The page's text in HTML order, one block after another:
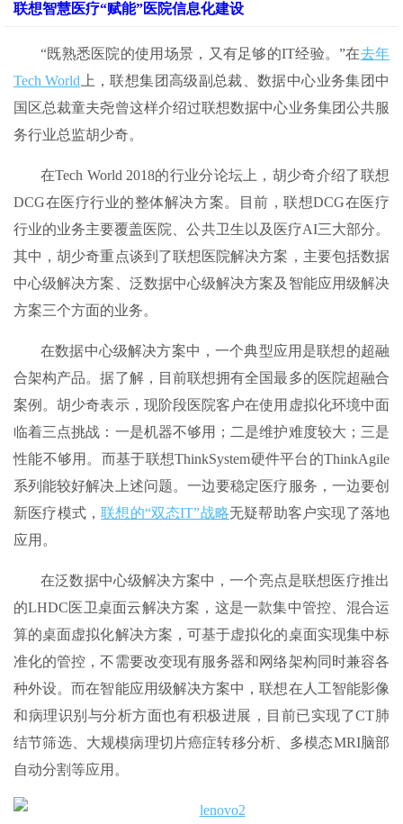
联想智慧医疗“赋能”医院信息化建设
“既熟悉医院的使用场景，又有足够的IT经验。”在去年
Tech World上，联想集团高级副总裁、数据中心业务集团中
国区总裁童夫尧曾这样介绍过联想数据中心业务集团公共服
务行业总监胡少奇。
在Tech World 2018的行业分论坛上，胡少奇介绍了联想
DCG在医疗行业的整体解决方案。目前，联想DCG在医疗
行业的业务主要覆盖医院、公共卫生以及医疗AI三大部分。
其中，胡少奇重点谈到了联想医院解决方案，主要包括数据
中心级解决方案、泛数据中心级解决方案及智能应用级解决
方案三个方面的业务。
在数据中心级解决方案中，一个典型应用是联想的超融
合架构产品。据了解，目前联想拥有全国最多的医院超融合
案例。胡少奇表示，现阶段医院客户在使用虚拟化环境中面
临着三点挑战：一是机器不够用；二是维护难度较大；三是
性能不够用。而基于联想ThinkSystem硬件平台的ThinkAgile
系列能较好解决上述问题。一边要稳定医疗服务，一边要创
新医疗模式，联想的“双态IT”战略无疑帮助客户实现了落地
应用。
在泛数据中心级解决方案中，一个亮点是联想医疗推出
的LHDC医卫桌面云解决方案，这是一款集中管控、混合运
算的桌面虚拟化解决方案，可基于虚拟化的桌面实现集中标
准化的管控，不需要改变现有服务器和网络架构同时兼容各
种外设。而在智能应用级解决方案中，联想在人工智能影像
和病理识别与分析方面也有积极进展，目前已实现了CT肺
结节筛选、大规模病理切片癌症转移分析、多模态MRI脑部
自动分割等应用。